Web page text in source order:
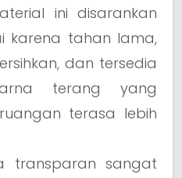
ini disarankan
karena tahan lama,
dan tersedia
terang yang
terasa lebih
transparan sangat